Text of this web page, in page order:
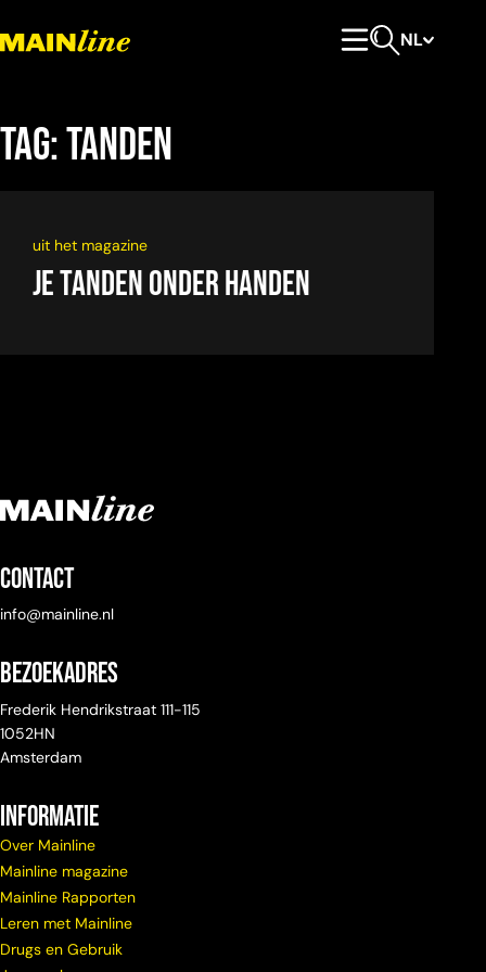
NL
Tag:tanden
uit het magazine
JE TANDEN ONDER HANDEN
Contact
info@mainline.nl
Bezoekadres
Frederik Hendrikstraat 111-115
1052HN
Amsterdam
Informatie
Over Mainline
Mainline magazine
Mainline Rapporten
Leren met Mainline
Drugs en Gebruik